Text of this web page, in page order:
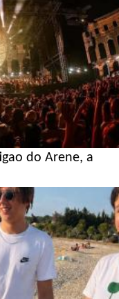
do Arene, a